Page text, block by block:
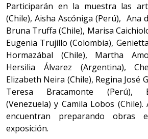
Participarán en la muestra las
(Chile), Aisha Ascóniga (Perú), Ana
Bruna Truffa (Chile), Marisa
Eugenia Trujillo (Colombia),
Hormazábal (Chile), Martha
Hersilia Álvarez (Argentina),
Elizabeth Neira (Chile), Regina José
Teresa Bracamonte (Perú),
(Venezuela) y Camila Lobos
encuentran preparando obras
exposición.